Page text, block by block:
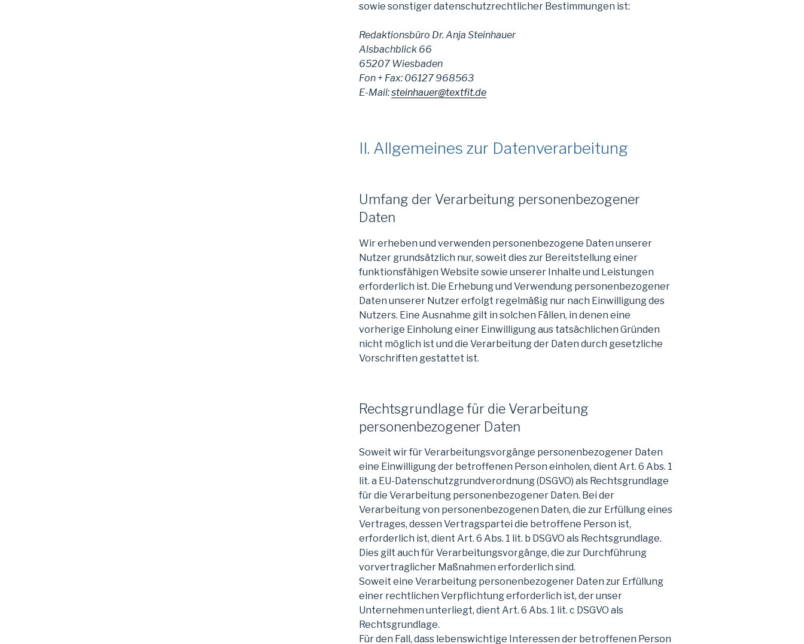
sowie sonstiger datenschutzrechtlicher Bestimmungen ist:
Redaktionsbüro Dr. Anja Steinhauer
Alsbachblick 66
65207 Wiesbaden
Fon + Fax: 06127 968563
E-Mail:steinhauer@textfit.de
II. Allgemeines zur Datenverarbeitung
Umfang der Verarbeitung personenbezogener
Daten
Wir erheben und verwenden personenbezogene Daten unserer
Nutzer grundsätzlich nur, soweit dies zur Bereitstellung einer
funktionsfähigen Website sowie unserer Inhalte und Leistungen
erforderlich ist. Die Erhebung und Verwendung personenbezogener
Daten unserer Nutzer erfolgt regelmäßig nur nach Einwilligung des
Nutzers. Eine Ausnahme gilt in solchen Fällen, in denen eine
vorherige Einholung einer Einwilligung aus tatsächlichen Gründen
nicht möglich ist und die Verarbeitung der Daten durch gesetzliche
Vorschriften gestattet ist.
Rechtsgrundlage für die Verarbeitung
personenbezogener Daten
Soweit wir für Verarbeitungsvorgänge personenbezogener Daten
eine Einwilligung der betroffenen Person einholen, dient Art. 6 Abs. 1
lit. a EU-Datenschutzgrundverordnung (DSGVO) als Rechtsgrundlage
für die Verarbeitung personenbezogener Daten. Bei der
Verarbeitung von personenbezogenen Daten, die zur Erfüllung eines
Vertrages, dessen Vertragspartei die betroffene Person ist,
erforderlich ist, dient Art. 6 Abs. 1 lit. b DSGVO als Rechtsgrundlage.
Dies gilt auch für Verarbeitungsvorgänge, die zur Durchführung
vorvertraglicher Maßnahmen erforderlich sind.
Soweit eine Verarbeitung personenbezogener Daten zur Erfüllung
einer rechtlichen Verpflichtung erforderlich ist, der unser
Unternehmen unterliegt, dient Art. 6 Abs. 1 lit. c DSGVO als
Rechtsgrundlage.
Für den Fall, dass lebenswichtige Interessen der betroffenen Person